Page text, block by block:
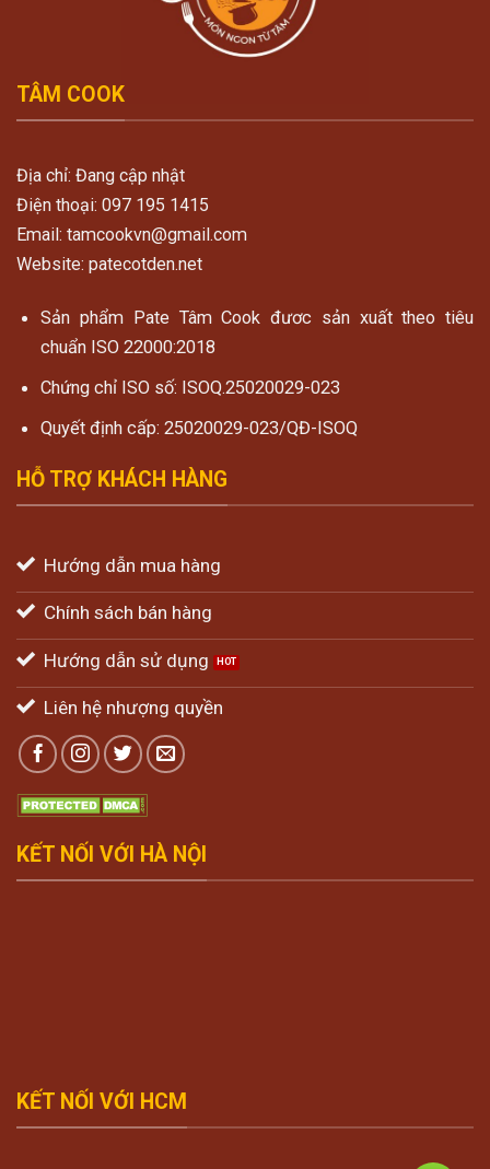
TÂM COOK
Địa chỉ: Đang cập nhật
Điện thoại: 097 195 1415
Email: tamcookvn@gmail.com
Website: patecotden.net
Sản phẩm Pate Tâm Cook đươc sản xuất theo tiêu
chuẩn ISO 22000:2018
Chứng chỉ ISO số: ISOQ.25020029-023
Quyết định cấp: 25020029-023/QĐ-ISOQ
HỖ TRỢ KHÁCH HÀNG
Hướng dẫn mua hàng
Chính sách bán hàng
Hướng dẫn sử dụng
Liên hệ nhượng quyền
KẾT NỐI VỚI HÀ NỘI
KẾT NỐI VỚI HCM